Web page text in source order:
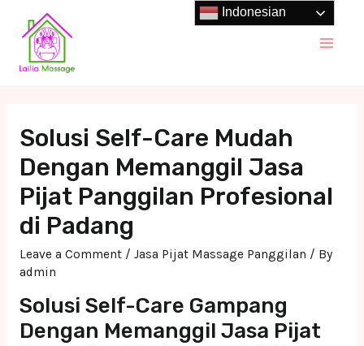
content
Solusi Self-Care Mudah
Dengan Memanggil Jasa
Pijat Panggilan Profesional
di Padang
Leave a Comment / Jasa Pijat Massage Panggilan / By
admin
Solusi Self-Care Gampang
Dengan Memanggil Jasa Pijat
Indonesian